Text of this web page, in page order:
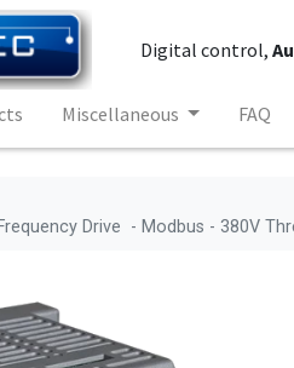
Digital control,
Miscellaneous FAQ
Drive - Modbus - 380V